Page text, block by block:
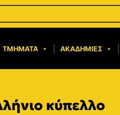
ΤΜΉΜΑΤΑ ΑΚΑΔΗΜΊΕΣ
κύπελλο